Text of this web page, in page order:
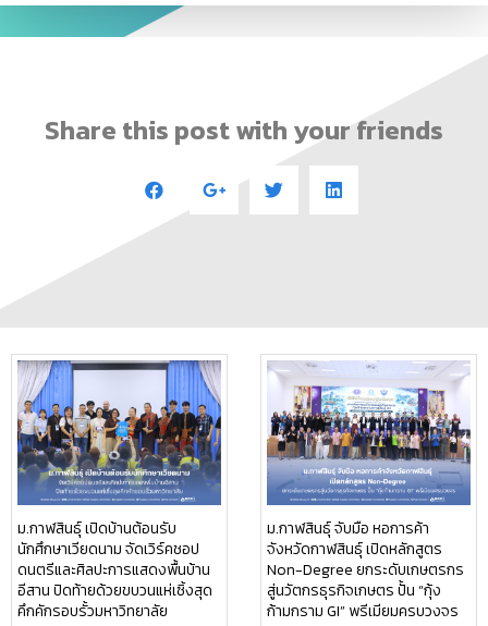
Share this post with your friends
ม.กาฬสินธุ์ เปิดบ้านต้อนรับ
นักศึกษาเวียดนาม จัดเวิร์คชอป
ดนตรีและศิลปะการแสดงพื้นบ้าน
อีสาน ปิดท้ายด้วยขบวนแห่เซิ้งสุด
คึกคักรอบรั้วมหาวิทยาลัย
ม.กาฬสินธุ์ จับมือ หอการค้า
จังหวัดกาฬสินธุ์ เปิดหลักสูตร
Non-Degree ยกระดับเกษตรกร
สู่นวัตกรธุรกิจเกษตร ปั้น “กุ้ง
ก้ามกราม GI” พรีเมียมครบวงจร